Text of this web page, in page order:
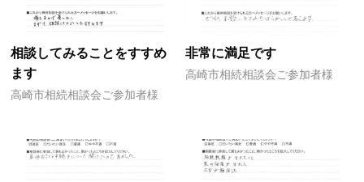
相談してみることをすすめ
ます
高崎市相続相談会ご参加者様
非常に満足です
高崎市相続相談会ご参加者様